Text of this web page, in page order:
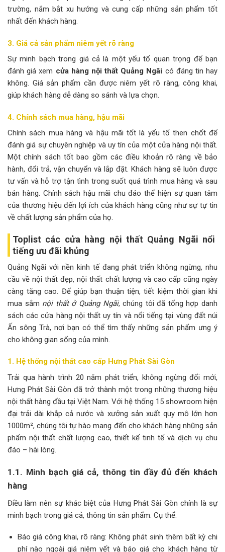
trường, nắm bắt xu hướng và cung cấp những sản phẩm tốt
nhất đến khách hàng.
3. Giá cả sản phẩm niêm yết rõ ràng
Sự minh bạch trong giá cả là một yếu tố quan trọng để bạn
đánh giá xem cửa hàng nội thất Quảng Ngãi có đáng tin hay
không. Giá sản phẩm cần được niêm yết rõ ràng, công khai,
giúp khách hàng dễ dàng so sánh và lựa chọn.
4. Chính sách mua hàng, hậu mãi
Chính sách mua hàng và hậu mãi tốt là yếu tố then chốt để
đánh giá sự chuyên nghiệp và uy tín của một cửa hàng nội thất.
Một chính sách tốt bao gồm các điều khoản rõ ràng về bảo
hành, đổi trả, vận chuyển và lắp đặt. Khách hàng sẽ luôn được
tư vấn và hỗ trợ tận tình trong suốt quá trình mua hàng và sau
bán hàng. Chính sách hậu mãi chu đáo thể hiện sự quan tâm
của thương hiệu đến lợi ích của khách hàng cũng như sự tự tin
về chất lượng sản phẩm của họ.
Toplist các cửa hàng nội thất Quảng Ngãi nổi
tiếng ưu đãi khủng
Quảng Ngãi với nền kinh tế đang phát triển không ngừng, nhu
cầu về nội thất đẹp, nội thất chất lượng và cao cấp cũng ngày
càng tăng cao. Để giúp bạn thuận tiện, tiết kiệm thời gian khi
mua sắm nội thất ở Quảng Ngãi, chúng tôi đã tổng hợp danh
sách các cửa hàng nội thất uy tín và nổi tiếng tại vùng đất núi
Ấn sông Trà, nơi bạn có thể tìm thấy những sản phẩm ưng ý
cho không gian sống của mình.
1. Hệ thống nội thất cao cấp Hưng Phát Sài Gòn
Trải qua hành trình 20 năm phát triển, không ngừng đổi mới,
Hưng Phát Sài Gòn đã trở thành một trong những thương hiệu
nội thất hàng đầu tại Việt Nam. Với hệ thống 15 showroom hiện
đại trải dài khắp cả nước và xưởng sản xuất quy mô lớn hơn
1000m², chúng tôi tự hào mang đến cho khách hàng những sản
phẩm nội thất chất lượng cao, thiết kế tinh tế và dịch vụ chu
đáo – hài lòng.
1.1. Minh bạch giá cả, thông tin đầy đủ đến khách
hàng
Điều làm nên sự khác biệt của Hưng Phát Sài Gòn chính là sự
minh bạch trong giá cả, thông tin sản phẩm. Cụ thể:
Báo giá công khai, rõ ràng: Không phát sinh thêm bất kỳ chi
phí nào ngoài giá niêm yết và báo giá cho khách hàng từ